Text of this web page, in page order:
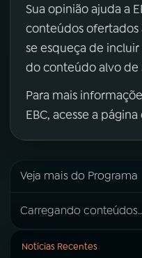
Sua opinião ajuda a
conteúdos ofertados
se esqueça de
do conteúdo alvo de
Para mais
EBC, acesse a
Veja mais do Programa
Carregando
Notícias Recentes